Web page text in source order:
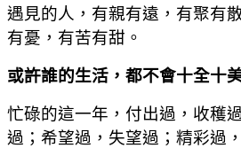
遇見的人，有親有遠，有聚有
有憂，有苦有甜。
或許誰的生活，都不會十全十
忙碌的這一年，付出過，收穫
過；希望過，失望過；精彩過